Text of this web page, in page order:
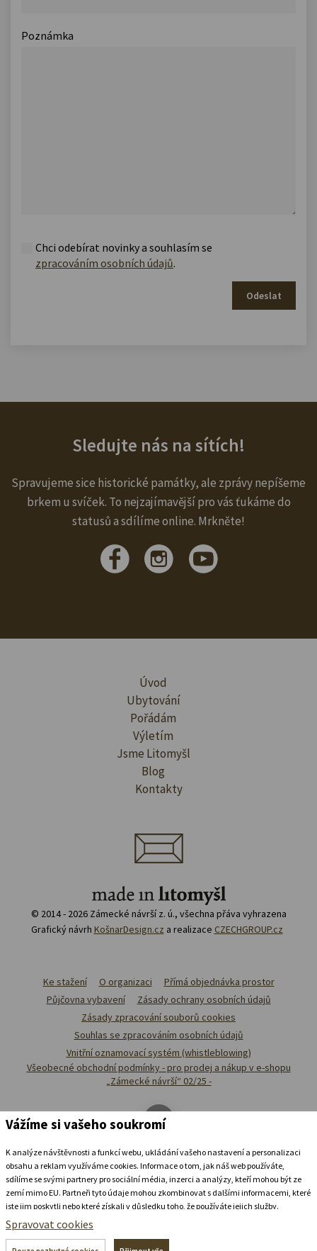
Ubytovat se v
Poznámka
Chci odebírat novinky a souhlasím se
zpracováním osobních údajů.
Odeslat
Sledujte nás na sítích!
Spravujeme sice historické památky, ale zprávy nepíšeme
brkem u svíček. To nejzajímavější pro vás ťukáme do
statusů a sdílíme online. Mrkněte!
Úvod
Ubytování
Pořádám
Výletím
Jsme Litomyšl
Blog
Kontakty
© 2014 - 2026 Zámecké návrší z. ú., všechna přáva vyhrazena
Grafický návrh KošnarDesign.cz a realizace CZECHGROUP.cz
Ke stažení O organizaci
Přímá objednávka prostor
Půjčovna vybavení
Zásady ochrany osobních údajů
Zásady zpracování souborů cookies
Souhlas se zpracováním osobních údajů
Vnitřní oznamovací systém (whistleblowing)
Všeobecné obchodní podmínky - pro prodej a nákup v e-shopu
„Zámecké návrší“ 02/25 -
Vážíme si vašeho soukromí
K analýze návštěvnosti a funkcí webu, ukládání vašeho nastavení a personalizaci
obsahu a reklam využíváme cookies. Informace o tom, jak náš web používáte,
sdílíme se svými partnery pro sociální média, inzerci a analýzy, kteří mohou být ze
zemí mimo EU. Partneři tyto údaje mohou zkombinovat s dalšími informacemi, které
jste jim poskytli nebo které získali v důsledku toho, že používáte jejich služby.
Podrobné informace
Spravovat cookies